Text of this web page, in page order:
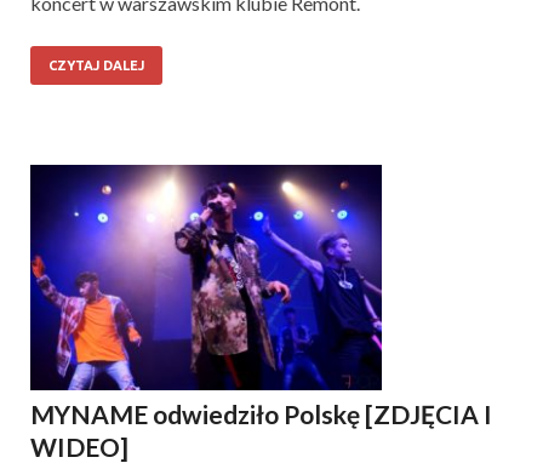
CZYTAJ DALEJ
MYNAME odwiedziło Polskę [ZDJĘCIA I
WIDEO]